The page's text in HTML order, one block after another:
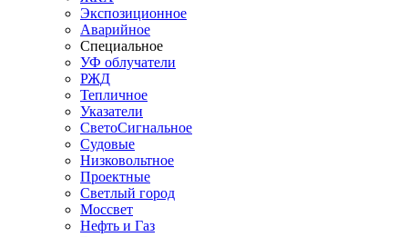
Экспозиционное
Аварийное
Специальное
УФ облучатели
РЖД
Тепличное
Указатели
СветоСигнальное
Судовые
Низковольтное
Проектные
Светлый город
Моссвет
Нефть и Газ